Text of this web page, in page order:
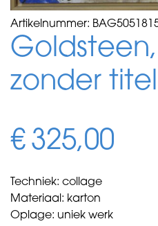
Artikelnummer:
zonder titel
€ 325,00
Techniek: collage
Materiaal: karton
Oplage: uniek werk